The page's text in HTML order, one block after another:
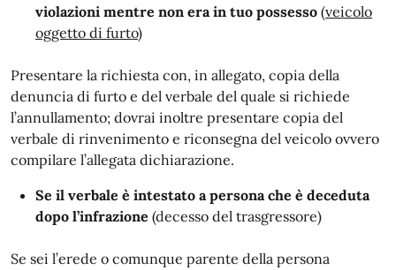
violazioni mentre non era in tuo possesso (veicolo
oggetto di furto)
Presentare la richiesta con, in allegato, copia della
denuncia di furto e del verbale del quale si richiede
l’annullamento; dovrai inoltre presentare copia del
verbale di rinvenimento e riconsegna del veicolo ovvero
compilare l’allegata dichiarazione.
Se il verbale è intestato a persona che è deceduta
dopo l’infrazione (decesso del trasgressore)
Se sei l’erede o comunque parente della persona